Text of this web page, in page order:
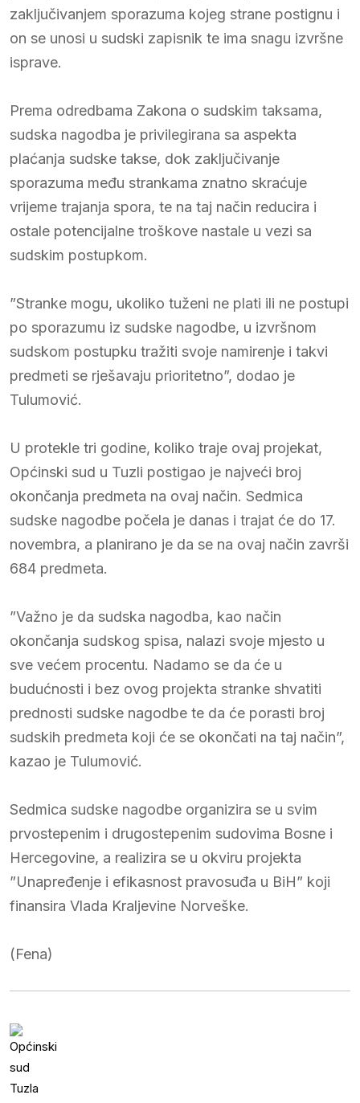
zaključivanjem sporazuma kojeg strane postignu i
on se unosi u sudski zapisnik te ima snagu izvršne
isprave.
Prema odredbama Zakona o sudskim taksama,
sudska nagodba je privilegirana sa aspekta
plaćanja sudske takse, dok zaključivanje
sporazuma među strankama znatno skraćuje
vrijeme trajanja spora, te na taj način reducira i
ostale potencijalne troškove nastale u vezi sa
sudskim postupkom.
”Stranke mogu, ukoliko tuženi ne plati ili ne postupi
po sporazumu iz sudske nagodbe, u izvršnom
sudskom postupku tražiti svoje namirenje i takvi
predmeti se rješavaju prioritetno”, dodao je
Tulumović.
U protekle tri godine, koliko traje ovaj projekat,
Općinski sud u Tuzli postigao je najveći broj
okončanja predmeta na ovaj način. Sedmica
sudske nagodbe počela je danas i trajat će do 17.
novembra, a planirano je da se na ovaj način završi
684 predmeta.
”Važno je da sudska nagodba, kao način
okončanja sudskog spisa, nalazi svoje mjesto u
sve većem procentu. Nadamo se da će u
budućnosti i bez ovog projekta stranke shvatiti
prednosti sudske nagodbe te da će porasti broj
sudskih predmeta koji će se okončati na taj način”,
kazao je Tulumović.
Sedmica sudske nagodbe organizira se u svim
prvostepenim i drugostepenim sudovima Bosne i
Hercegovine, a realizira se u okviru projekta
”Unapređenje i efikasnost pravosuđa u BiH” koji
finansira Vlada Kraljevine Norveške.
(Fena)